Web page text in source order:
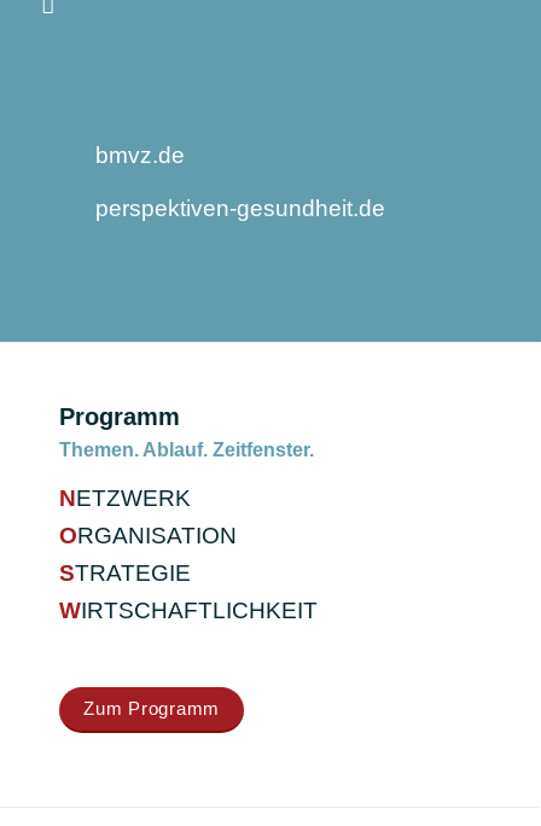
bmvz.de
perspektiven-gesundheit.de
Programm
Themen. Ablauf. Zeitfenster.
NETZWERK
ORGANISATION
STRATEGIE
WIRTSCHAFTLICHKEIT
Zum Programm